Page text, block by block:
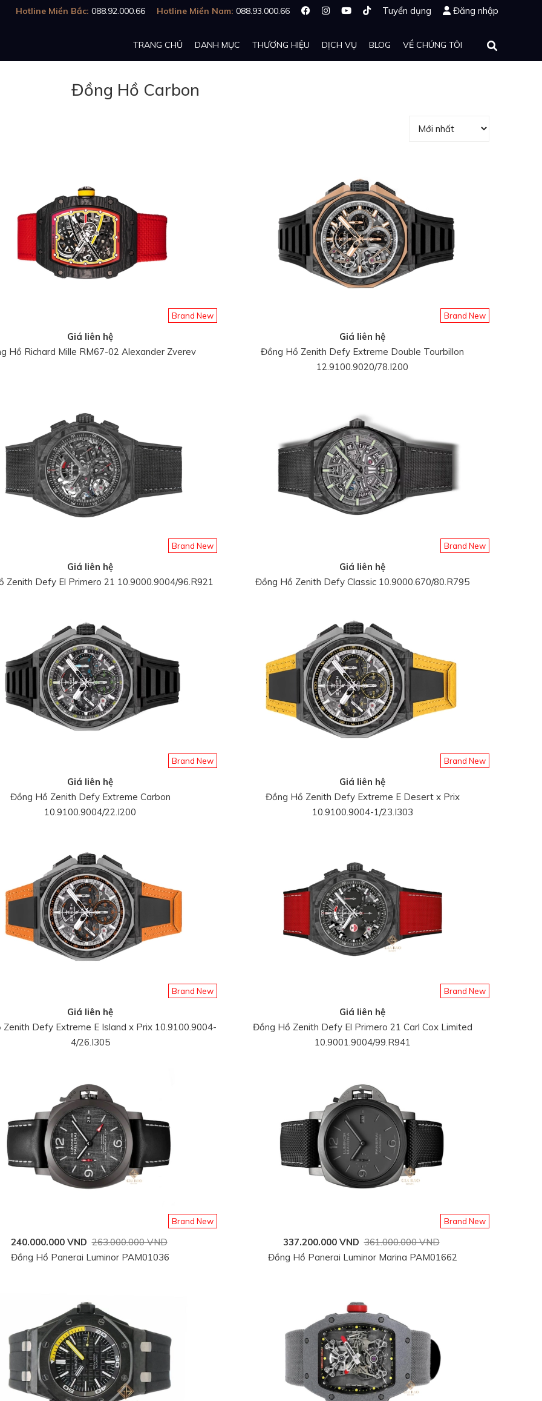
Hotline Miền Bắc: 088.92.000.66 Hotline Miền Nam: 088.93.000.66 Tuyển dụng Đăng nhập
TRANG CHỦ DANH MỤC THƯƠNG HIỆU DỊCH VỤ BLOG VỀ CHÚNG TÔI
Đồng Hồ Carbon
Brand New
Giá liên hệ
Hồ Richard Mille RM67-02 Alexander Zverev
Brand New
Giá liên hệ
Đồng Hồ Zenith Defy Extreme Double Tourbillon
12.9100.9020/78.I200
Brand New
Giá liên hệ
Zenith Defy El Primero 21 10.9000.9004/96.R921
Brand New
Giá liên hệ
Đồng Hồ Zenith Defy Classic 10.9000.670/80.R795
Brand New
Giá liên hệ
Đồng Hồ Zenith Defy Extreme Carbon
10.9100.9004/22.I200
Brand New
Giá liên hệ
Đồng Hồ Zenith Defy Extreme E Desert x Prix
10.9100.9004-1/23.I303
Brand New
Giá liên hệ
Defy Extreme E Island x Prix 10.9100.9004-
4/26.I305
Brand New
Giá liên hệ
Đồng Hồ Zenith Defy El Primero 21 Carl Cox Limited
10.9001.9004/99.R941
Brand New
240.000.000 VND 263.000.000 VND
Đồng Hồ Panerai Luminor PAM01036
Brand New
337.200.000 VND 361.000.000 VND
Đồng Hồ Panerai Luminor Marina PAM01662